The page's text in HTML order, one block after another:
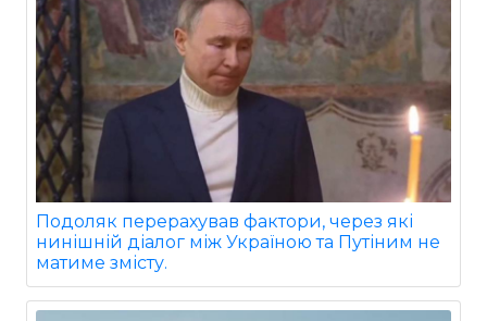
Подоляк перерахував фактори, через які
нинішній діалог між Україною та Путіним не
матиме змісту.